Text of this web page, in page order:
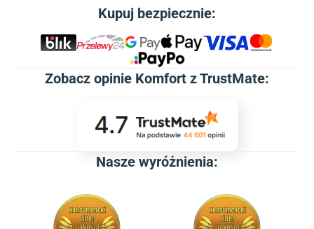
Kupuj bezpiecznie:
Zobacz opinie Komfort z TrustMate:
Nasze wyróżnienia: